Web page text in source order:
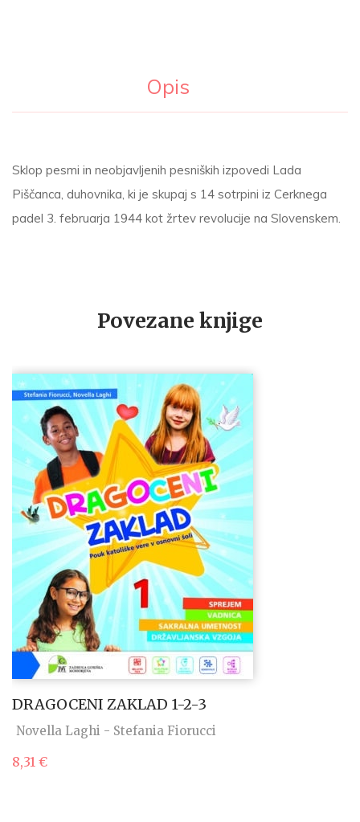
Opis
Sklop pesmi in neobjavljenih pesniških izpovedi Lada
Piščanca, duhovnika, ki je skupaj s 14 sotrpini iz Cerknega
padel 3. februarja 1944 kot žrtev revolucije na Slovenskem.
Povezane knjige
DRAGOCENI ZAKLAD 1-2-3
Novella Laghi - Stefania Fiorucci
8,31 €